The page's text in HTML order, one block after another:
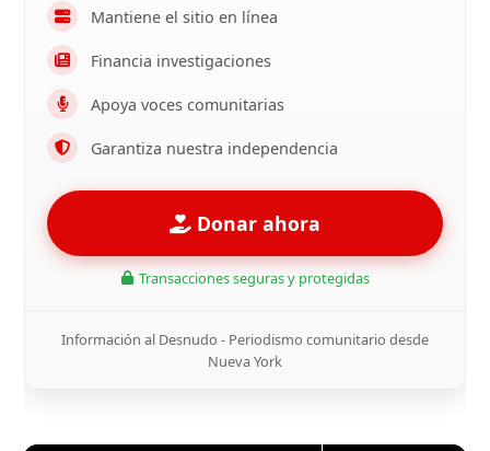
Mantiene el sitio en línea
Financia investigaciones
Apoya voces comunitarias
Garantiza nuestra independencia
Donar ahora
Transacciones seguras y protegidas
Información al Desnudo - Periodismo comunitario desde
Nueva York